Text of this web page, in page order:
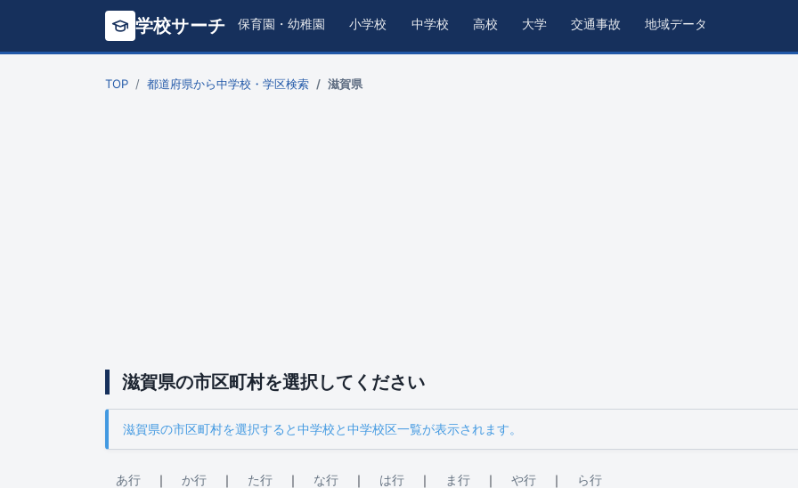
学校サーチ 保育園・幼稚園 小学校 中学校 高校 大学 交通事故 地域データ
TOP 都道府県から中学校・学区検索 滋賀県
滋賀県の市区町村を選択してください
滋賀県の市区町村を選択すると中学校と中学校区一覧が表示されます。
あ行 ｜ か行 ｜ た行 ｜ な行 ｜ は行 ｜ ま行 ｜ や行 ｜ ら行